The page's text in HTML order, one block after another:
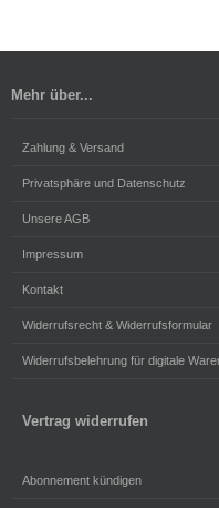
Mehr über...
Zahlung & Versand
Privatsphäre und Datenschutz
Unsere AGB
Impressum
Kontakt
Widerrufsrecht & Widerrufsformular
Widerrufsbelehrung für digitale
Vertrag widerrufen
Abonnement kündigen